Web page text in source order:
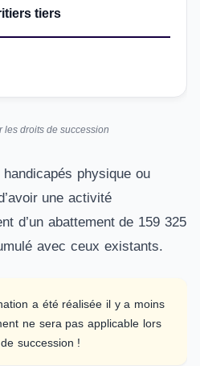
tiers
les droits de succession
physique ou
une activité
d’un abattement de 159 325
avec ceux existants.
a été réalisée il y a moins
ne sera pas applicable lors
succession !